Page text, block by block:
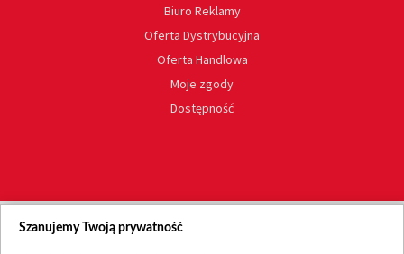
Biuro Reklamy
Oferta Dystrybucyjna
Oferta Handlowa
Moje zgody
Dostępność
Szanujemy Twoją prywatność